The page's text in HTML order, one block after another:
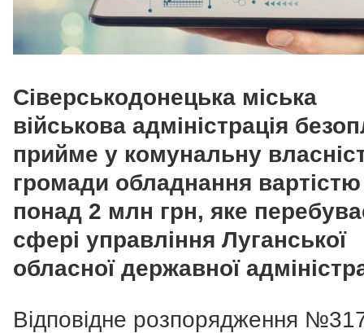
Сіверськодонецька міська
військова адміністрація
прийме у комунальну
громади обладнання вартістю
понад 2 млн грн, яке
сфері управління Луганської
обласної державної
Відповідне розпорядження